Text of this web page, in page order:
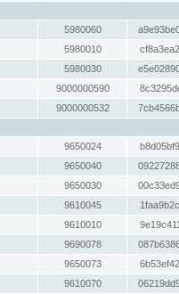
5980060
5980010
5980030
9000000590
9000000532
9650024
9650040
9650030
9610045
9610010
9690078
9650073
9610070